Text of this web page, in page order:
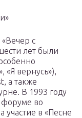
с
лет были
«Я вернусь»),
а также
В 1993 году
форуме во
участие в «Песне